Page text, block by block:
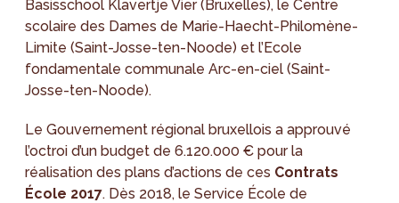
Basisschool Klavertje Vier (Bruxelles), le Centre
scolaire des Dames de Marie-Haecht-Philomène-
Limite (Saint-Josse-ten-Noode) et l’Ecole
fondamentale communale Arc-en-ciel (Saint-
Josse-ten-Noode).
Le Gouvernement régional bruxellois a approuvé
l’octroi d’un budget de 6.120.000 € pour la
réalisation des plans d’actions de ces Contrats
École 2017. Dès 2018, le Service École de